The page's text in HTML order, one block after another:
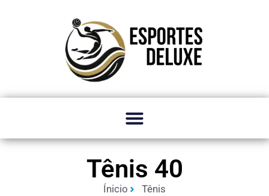
Tênis 40
Ínicio Tênis